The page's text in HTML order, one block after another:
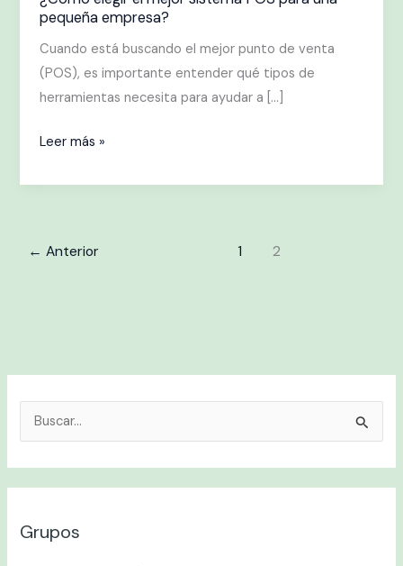
pequeña empresa?
Cuando está buscando el mejor punto de venta
(POS), es importante entender qué tipos de
herramientas necesita para ayudar a […]
elegir
el
mejor
sistema
para
Leer más »
← Anterior 1 2
a
Grupos